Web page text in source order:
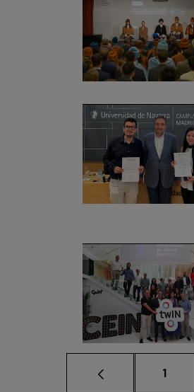
Página
1